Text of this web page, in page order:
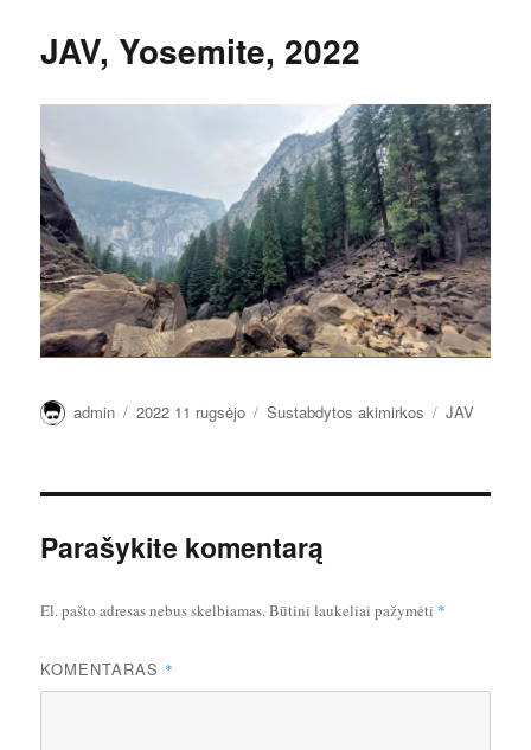
JAV, Yosemite, 2022
Autorius
admin Paskelbta
2022 11 rugsėjo Kategorijos
Sustabdytos akimirkos Žymos
JAV
Parašykite komentarą
El. pašto adresas nebus skelbiamas.Būtini laukeliai pažymėti *
KOMENTARAS *